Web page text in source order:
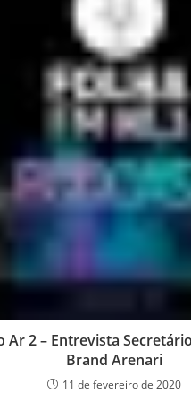
Ar 2 – Entrevista
Brand Arenari
11 de fevereiro de 2020